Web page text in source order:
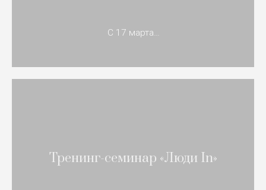
С 17 марта…
Тренинг-семинар «Люди In»